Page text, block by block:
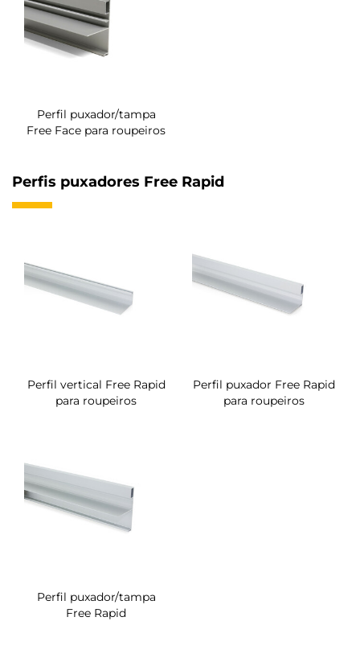
Perfil puxador/tampa
Free Face para roupeiros
Perfis puxadores Free Rapid
Perfil vertical Free Rapid
para roupeiros
Perfil puxador Free Rapid
para roupeiros
Perfil puxador/tampa
Free Rapid